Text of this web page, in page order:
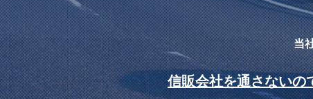
当
信販会社を通さないの